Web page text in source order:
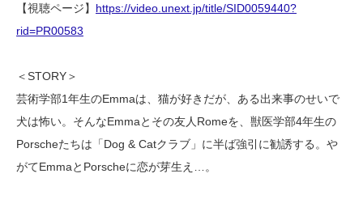
【視聴ページ】 https://video.unext.jp/title/SID0059440?
rid=PR00583
＜STORY＞
芸術学部1年生のEmmaは、猫が好きだが、ある出来事のせいで
犬は怖い。そんなEmmaとその友人Romeを、獣医学部4年生の
Porscheたちは「Dog & Catクラブ」に半ば強引に勧誘する。や
がてEmmaとPorscheに恋が芽生え…。